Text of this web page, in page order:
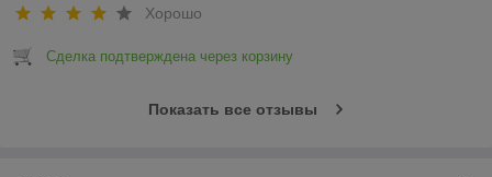
Хорошо
Сделка подтверждена через корзину
Показать все отзывы